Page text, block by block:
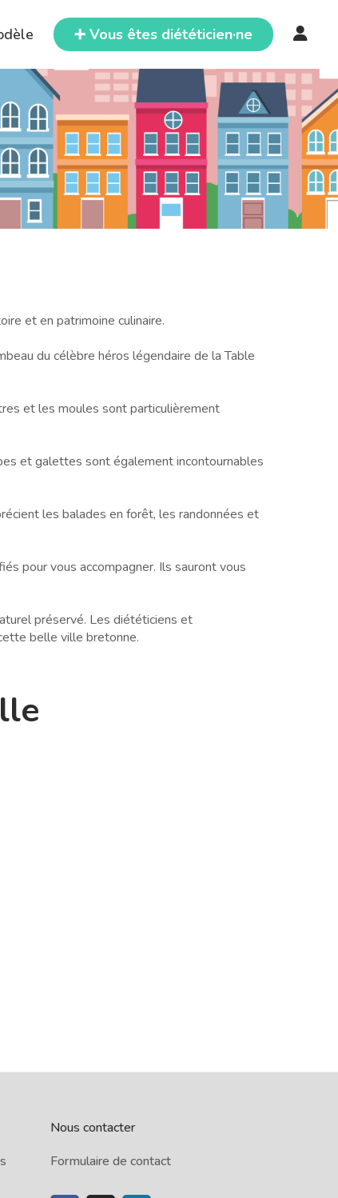
➕ Vous êtes diététicien·ne
et en patrimoine culinaire.
du célèbre héros légendaire de la Table
et les moules sont particulièrement
et galettes sont également incontournables
les balades en forêt, les randonnées et
pour vous accompagner. Ils sauront vous
préservé. Les diététiciens et
belle ville bretonne.
Nous contacter
Formulaire de contact